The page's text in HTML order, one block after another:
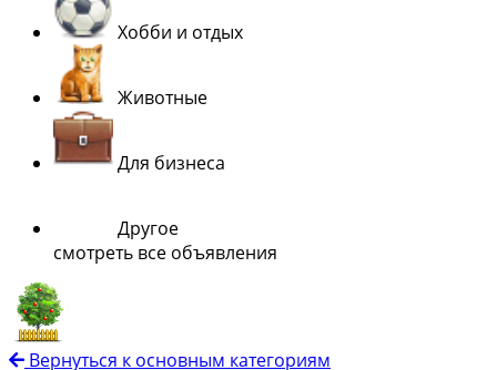
Хобби и отдых
Животные
Для бизнеса
Другое
смотреть все объявления
Вернуться к основным категориям